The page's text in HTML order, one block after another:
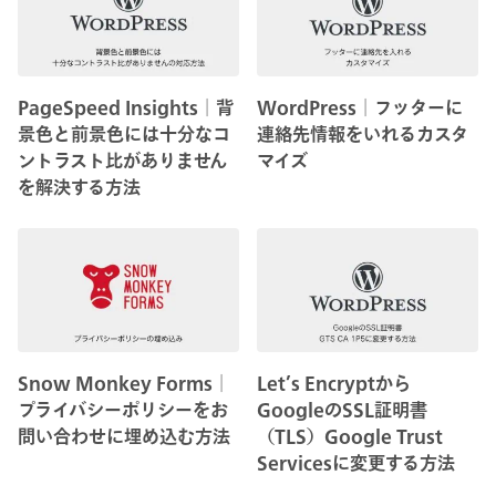
PageSpeed Insights│背
景色と前景色には十分なコ
ントラスト比がありません
を解決する方法
WordPress│フッターに
連絡先情報をいれるカスタ
マイズ
Snow Monkey Forms│
プライバシーポリシーをお
問い合わせに埋め込む方法
Let’s Encryptから
GoogleのSSL証明書
（TLS）Google Trust
Servicesに変更する方法